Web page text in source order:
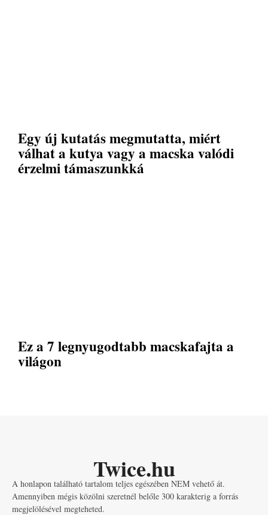
Egy új kutatás megmutatta, miért
válhat a kutya vagy a macska valódi
érzelmi támaszunkká
Ez a 7 legnyugodtabb macskafajta a
világon
Twice.hu
A honlapon található tartalom teljes egészében NEM vehető át.
Amennyiben mégis közölni szeretnél belőle 300 karakterig a forrás
megjelölésével megteheted.